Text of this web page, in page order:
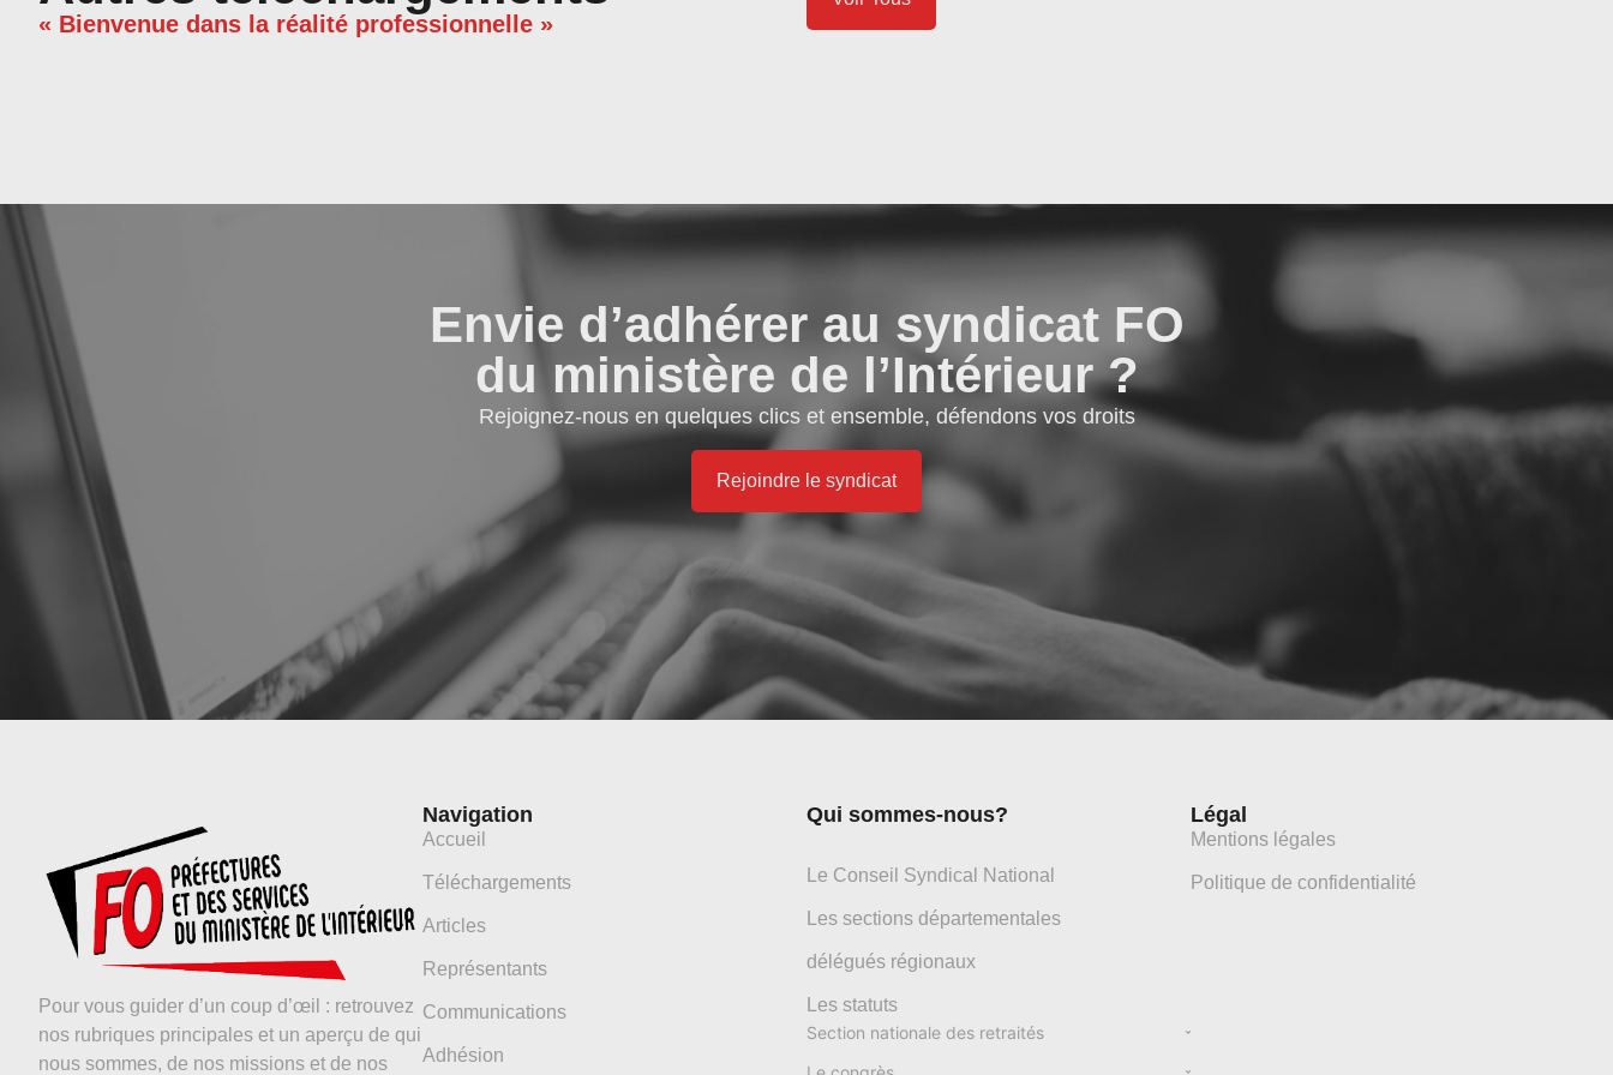
« Bienvenue dans la réalité professionnelle »
Envie d’adhérer au syndicat FO
du ministère de l’Intérieur ?
Rejoignez-nous en quelques clics et ensemble, défendons vos droits
Rejoindre le syndicat
Pour vous guider d’un coup d’œil : retrouvez
nos rubriques principales et un aperçu de qui
nous sommes, de nos missions et de nos
Navigation
Accueil
Téléchargements
Articles
Représentants
Communications
Adhésion
Qui sommes-nous?
Le Conseil Syndical National
Les sections départementales
délégués régionaux
Les statuts
Section nationale des retraités
Légal
Mentions légales
Politique de confidentialité